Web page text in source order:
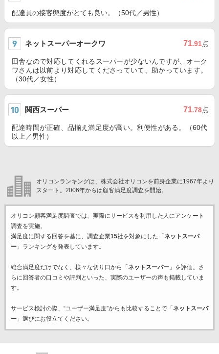
配達員の接客態度がとても良い。（50代／男性）
ネットスーパーオークワ 71.91点
田舎なので対応してくれるスーパーが少ないんですが、オーク
ワさんは以前より対応してくださっていて、助かっています。
（30代／女性）
関西スーパー 71.78点
配達時間が正確、品揃え満足度が高い。利便性がある。（60代
以上／男性）
オリコンランキングは、株式会社オリコンを前身企業に1967年より
スタート。2006年からは顧客満足度調査を開始。
オリコン顧客満足度調査では、実際にサービスを利用した 人にアンケート
調査を実施。
満足度に関する回答を基に、調査企業15社を対象にした「 ネットスーパ
ー」ランキングを発表しています。
総合満足度だけでなく、様々な切り口から「 ネットスーパー」を評価。さ
らに回答者の口コミや評判といった、実際のユーザーの声も掲載していま
す。
サービス検討の際、“ユーザー満足度”からも比較することで「 ネットスーパ
ー」選びにお役立てください。